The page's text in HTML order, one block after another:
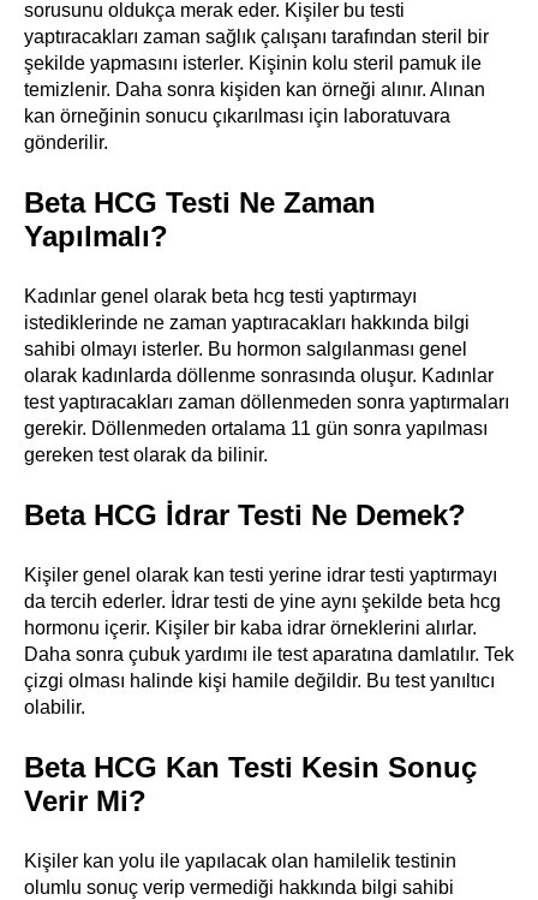
sorusunu oldukça merak eder. Kişiler bu testi
yaptıracakları zaman sağlık çalışanı tarafından steril bir
şekilde yapmasını isterler. Kişinin kolu steril pamuk ile
temizlenir. Daha sonra kişiden kan örneği alınır. Alınan
kan örneğinin sonucu çıkarılması için laboratuvara
gönderilir.
Beta HCG Testi Ne Zaman
Yapılmalı?
Kadınlar genel olarak beta hcg testi yaptırmayı
istediklerinde ne zaman yaptıracakları hakkında bilgi
sahibi olmayı isterler. Bu hormon salgılanması genel
olarak kadınlarda döllenme sonrasında oluşur. Kadınlar
test yaptıracakları zaman döllenmeden sonra yaptırmaları
gerekir. Döllenmeden ortalama 11 gün sonra yapılması
gereken test olarak da bilinir.
Beta HCG İdrar Testi Ne Demek?
Kişiler genel olarak kan testi yerine idrar testi yaptırmayı
da tercih ederler. İdrar testi de yine aynı şekilde beta hcg
hormonu içerir. Kişiler bir kaba idrar örneklerini alırlar.
Daha sonra çubuk yardımı ile test aparatına damlatılır. Tek
çizgi olması halinde kişi hamile değildir. Bu test yanıltıcı
olabilir.
Beta HCG Kan Testi Kesin Sonuç
Verir Mi?
Kişiler kan yolu ile yapılacak olan hamilelik testinin
olumlu sonuç verip vermediği hakkında bilgi sahibi